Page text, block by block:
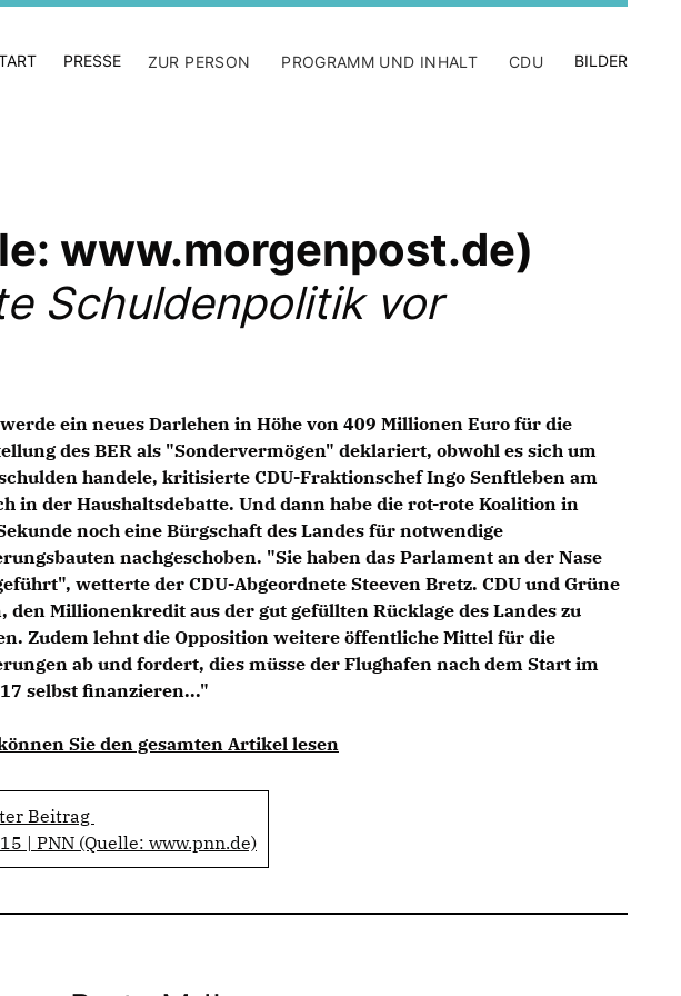
PRESSE ZUR PERSON PROGRAMM UND INHALT CDU BILDER
www.morgenpost.de)
Schuldenpolitik vor
ein neues Darlehen in Höhe von 409 Millionen Euro für die
des BER als "Sondervermögen" deklariert, obwohl es sich um
handele, kritisierte CDU-Fraktionschef Ingo Senftleben am
in der Haushaltsdebatte. Und dann habe die rot-rote Koalition in
noch eine Bürgschaft des Landes für notwendige
nachgeschoben. "Sie haben das Parlament an der Nase
wetterte der CDU-Abgeordnete Steeven Bretz. CDU und Grüne
den Millionenkredit aus der gut gefüllten Rücklage des Landes zu
Zudem lehnt die Opposition weitere öffentliche Mittel für die
ab und fordert, dies müsse der Flughafen nach dem Start im
selbst finanzieren..."
Sie den gesamten Artikel lesen
Beitrag
| PNN (Quelle: www.pnn.de)